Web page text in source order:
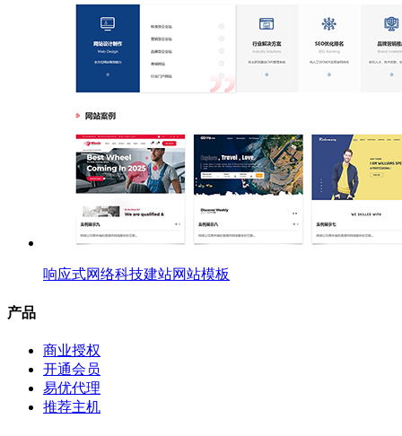
响应式网络科技建站网站模板
产品
商业授权
开通会员
易优代理
推荐主机